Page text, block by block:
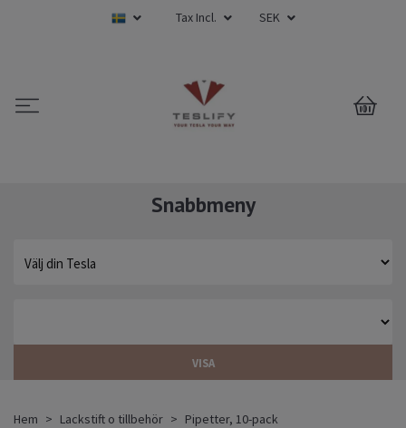
Tax Incl. SEK
0
Snabbmeny
VISA
Hem Lackstift o tillbehör Pipetter, 10-pack